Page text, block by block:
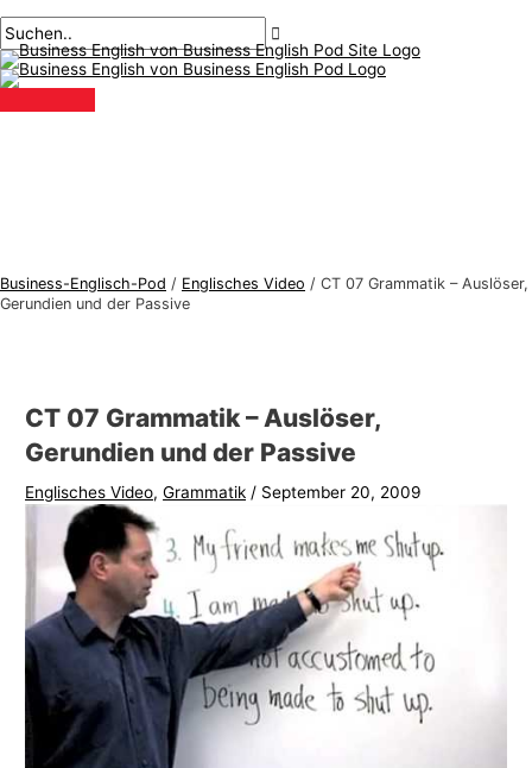
Inhalt
springen
Business-Englisch-Pod / Englisches Video / CT 07 Grammatik – Auslöser,
Gerundien und der Passive
CT 07 Grammatik – Auslöser,
Gerundien und der Passive
Englisches Video,Grammatik / September 20, 2009
Sie
hier
ein..
B
u
s
i
E
s
c
T
h
e
e
S
u
c
h
h